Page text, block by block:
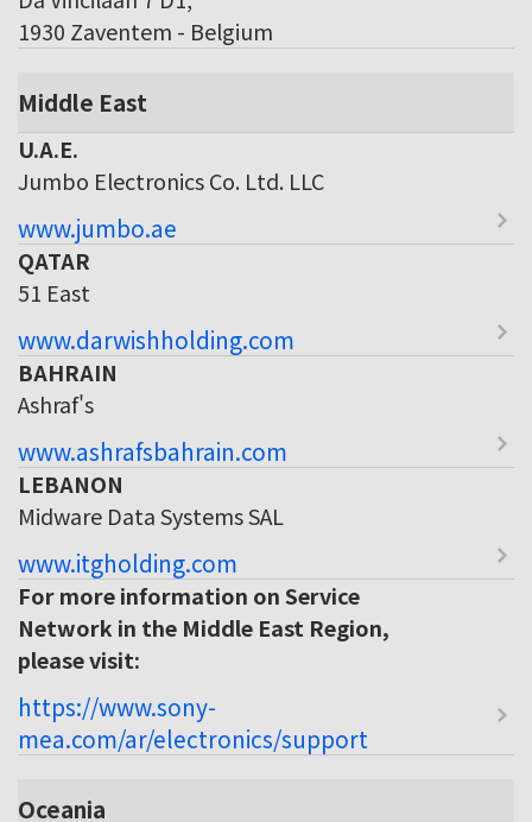
1930 Zaventem - Belgium
Middle East
U.A.E.
Jumbo Electronics Co. Ltd. LLC
www.jumbo.ae
QATAR
51 East
www.darwishholding.com
BAHRAIN
Ashraf's
www.ashrafsbahrain.com
LEBANON
Midware Data Systems SAL
www.itgholding.com
For more information on Service
Network in the Middle East Region,
please visit:
https://www.sony-
mea.com/ar/electronics/support
Oceania